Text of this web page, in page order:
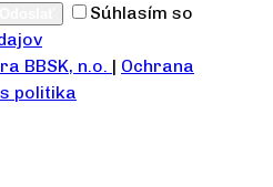
Súhlasím so
BBSK, n.o. | Ochrana
politika